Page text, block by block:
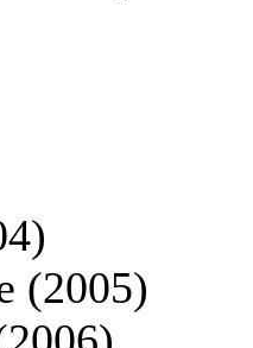
(2005)